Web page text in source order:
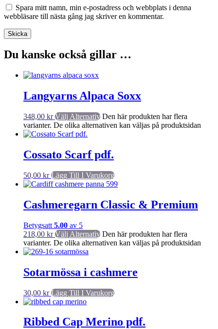
Spara mitt namn, min e-postadress och webbplats i denna
webbläsare till nästa gång jag skriver en kommentar.
Du kanske också gillar …
Langyarns Alpaca Soxx
348,00 kr Välj Alternativ Den här produkten har flera
varianter. De olika alternativen kan väljas på produktsidan
Cossato Scarf pdf.
50,00 kr Lägg Till I Varukorg
Cashmeregarn Classic & Premium
Betygsatt 5.00 av 5
218,00 kr Välj Alternativ Den här produkten har flera
varianter. De olika alternativen kan väljas på produktsidan
Sotarmössa i cashmere
30,00 kr Lägg Till I Varukorg
Ribbed Cap Merino pdf.